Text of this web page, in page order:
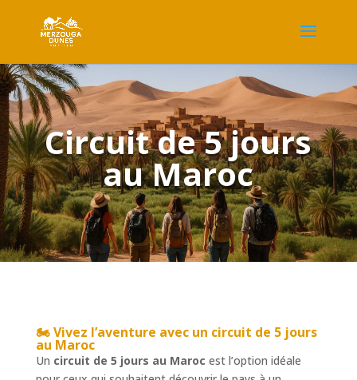
Circuit de 5 jours
au Maroc
🏍️ Vivez l’aventure avec un circuit de 5 jours
au Maroc
Un circuit de 5 jours au Maroc est l’option idéale